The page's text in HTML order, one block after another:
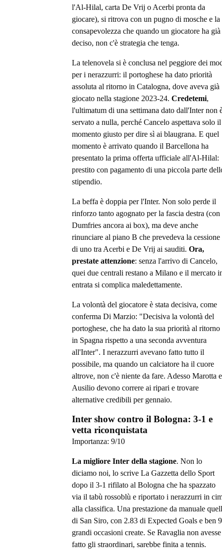
l'Al-Hilal, carta De Vrij o Acerbi pronta da
giocare), si ritrova con un pugno di mosche e la
consapevolezza che quando un giocatore ha già
deciso, non c'è strategia che tenga.
La telenovela si è conclusa nel peggiore dei
per i nerazzurri: il portoghese ha dato priorità
assoluta al ritorno in Catalogna, dove aveva già
giocato nella stagione 2023-24. Credetemi,
l'ultimatum di una settimana dato dall'Inter non
servato a nulla, perché Cancelo aspettava solo il
momento giusto per dire sì ai blaugrana. E quel
momento è arrivato quando il Barcellona ha
presentato la prima offerta ufficiale all'Al-Hilal:
prestito con pagamento di una piccola parte
stipendio.
La beffa è doppia per l'Inter. Non solo perde il
rinforzo tanto agognato per la fascia destra (con
Dumfries ancora ai box), ma deve anche
rinunciare al piano B che prevedeva la cessione
di uno tra Acerbi e De Vrij ai sauditi. Ora,
prestate attenzione: senza l'arrivo di Cancelo,
quei due centrali restano a Milano e il mercato
entrata si complica maledettamente.
La volontà del giocatore è stata decisiva, come
conferma Di Marzio: "Decisiva la volontà del
portoghese, che ha dato la sua priorità al ritorno
in Spagna rispetto a una seconda avventura
all'Inter". I nerazzurri avevano fatto tutto il
possibile, ma quando un calciatore ha il cuore
altrove, non c'è niente da fare. Adesso Marotta e
Ausilio devono correre ai ripari e trovare
alternative credibili per gennaio.
Inter show contro il Bologna: 3-1 e
vetta riconquistata
Importanza: 9/10
La migliore Inter della stagione. Non lo
diciamo noi, lo scrive La Gazzetta dello Sport
dopo il 3-1 rifilato al Bologna che ha spazzato
via il tabù rossoblù e riportato i nerazzurri in
alla classifica. Una prestazione da manuale
di San Siro, con 2.83 di Expected Goals e ben 9
grandi occasioni create. Se Ravaglia non avesse
fatto gli straordinari, sarebbe finita a tennis.